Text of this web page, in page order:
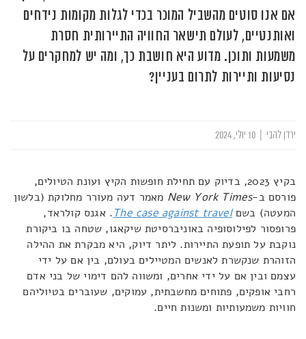
אם אנו סוטים מהשביל המוכר בכדי לגלות מקומות נידחים
ואותנטיים, לעולם תישאר החוויה התיירותית חסרת
משמעות ותוכן. מדוע היא חושבת כך, ומה יש למחקרים על
נסיעות ותיירות לתרום בעניין?
ירדן להבי
בקיץ 2023, בדיוק עם תחילת חופשות הקיץ ועונת הטיולים,
פורסם ב-New York Times מאמר דעה מעורר מחלוקת (בלשון
המעטה) בשםThe case against travel. אגנס קולראד,
פרופסור לפילוסופיה באוניברסיטת שיקאגו, שטחה בו ביקורת
נוקבת על תופעת התיירות. ליתר דיוק, היא מבקרת את ההילה
הזוהרת שנקשרת לאנשים המטיילים בעולם, בין אם על ידי
עצמם ובין אם על ידי אחרים, ומשווה להם דימוי של בני אדם
רחבי אופקים, פתוחים מחשבתית, עמוקים, שעוברים בטיוליהם
חוויות משמעותיות ומשנות חיים.